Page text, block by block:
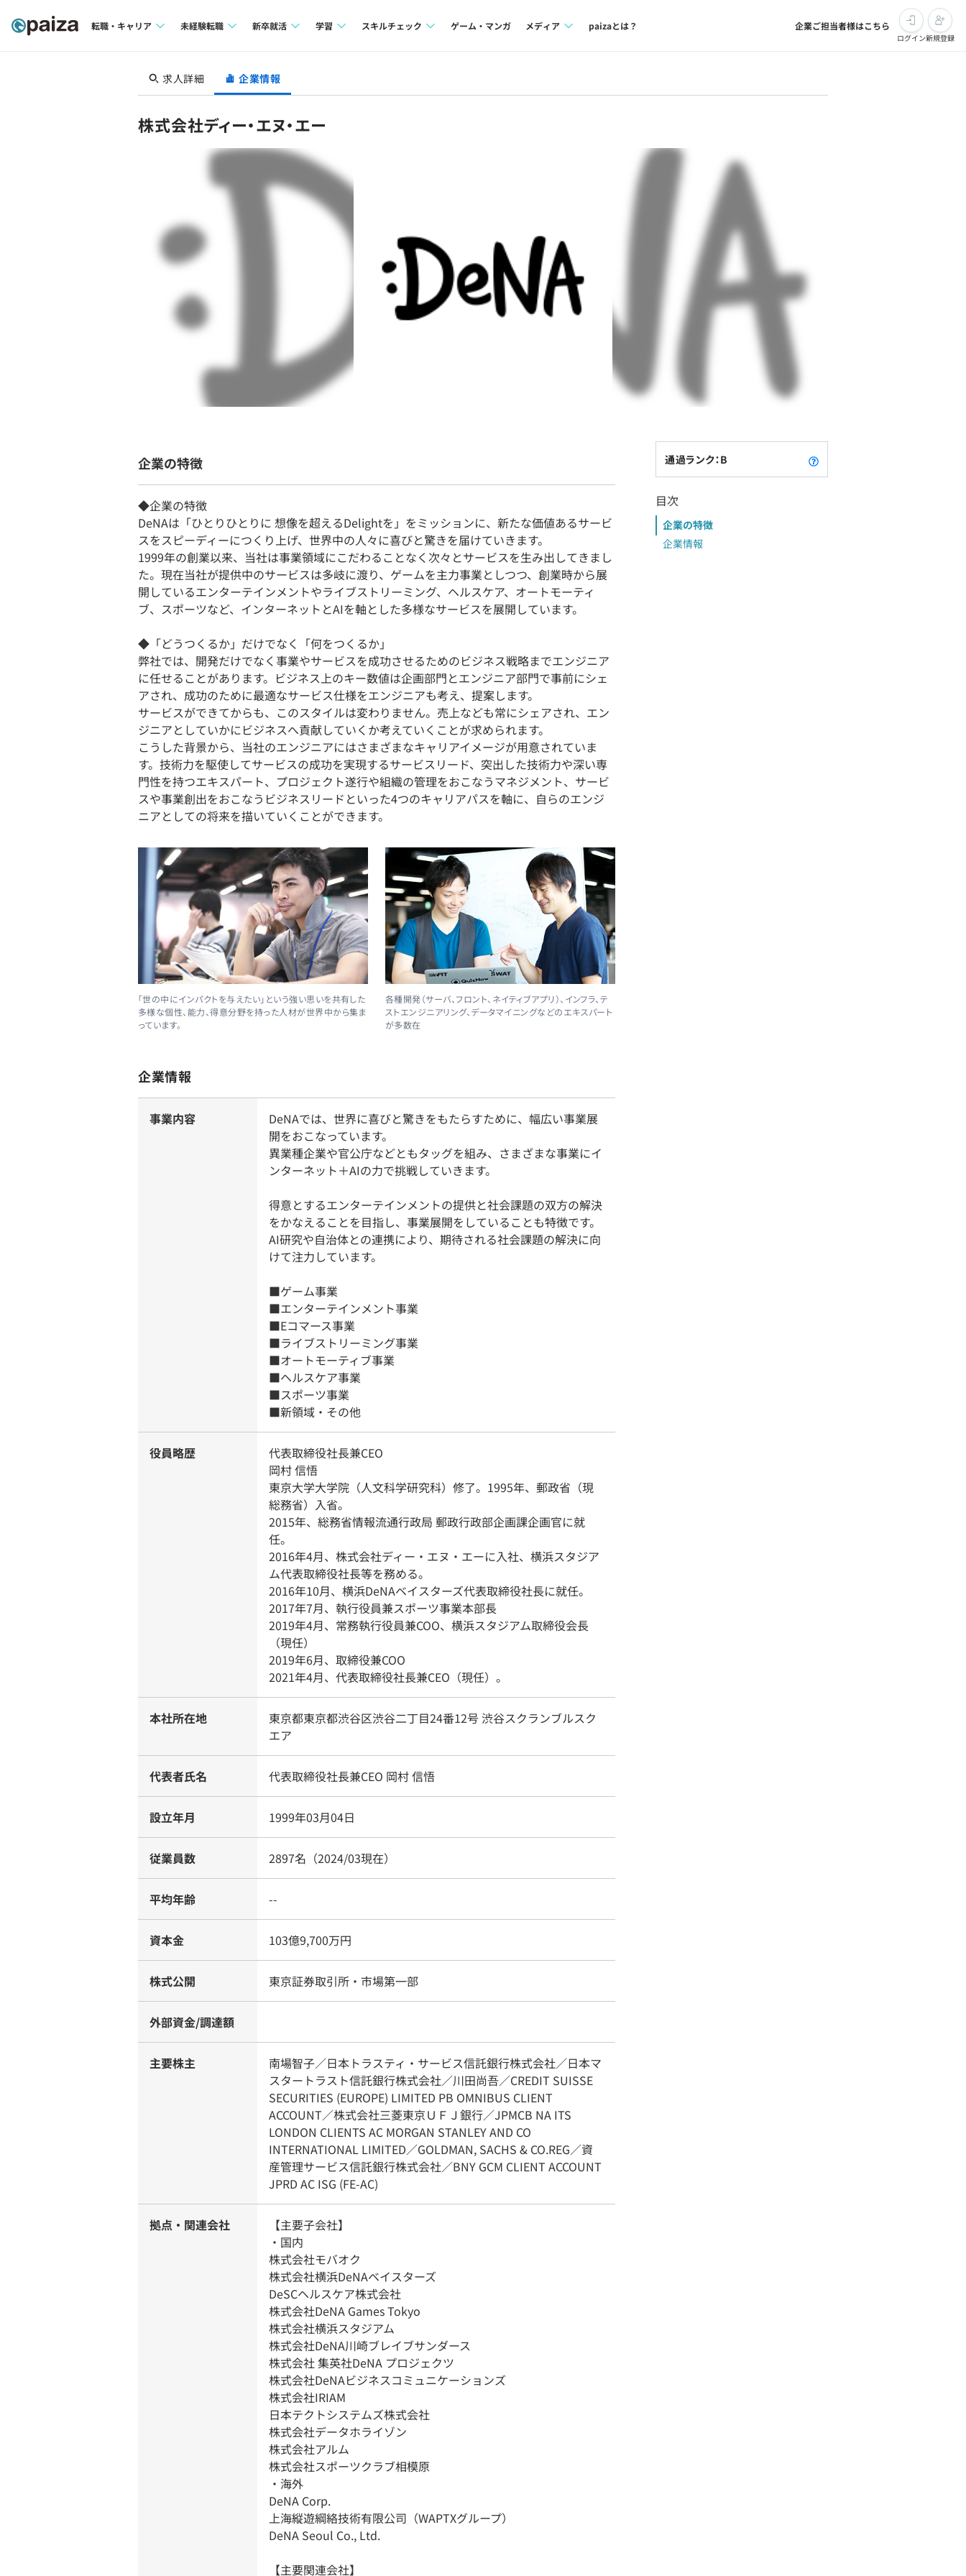
転職・キャリア
転職成功ガイド
未経験転職
求人検索
転職成功ガイド
新卒就活
本選考
新卒エージェント
イベント・セミナー
学習
ナレッジ
リファレンス
プラン
学校向けプラン
契約内容・クーポン
スキルチェック ゲーム・マンガ メディア paizaとは？ 企業ご担当者様はこちら
ログイン新規登録
求人詳細 企業情報
株式会社ディー・エヌ・エー
企業の特徴
◆企業の特徴
DeNAは「ひとりひとりに 想像を超えるDelightを」をミッションに、新たな価値あるサービ
スをスピーディーにつくり上げ、世界中の人々に喜びと驚きを届けていきます。
1999年の創業以来、当社は事業領域にこだわることなく次々とサービスを生み出してきまし
た。現在当社が提供中のサービスは多岐に渡り、ゲームを主力事業としつつ、創業時から展
開しているエンターテインメントやライブストリーミング、ヘルスケア、オートモーティ
ブ、スポーツなど、インターネットとAIを軸とした多様なサービスを展開しています。
◆「どうつくるか」だけでなく「何をつくるか」
弊社では、開発だけでなく事業やサービスを成功させるためのビジネス戦略までエンジニア
に任せることがあります。ビジネス上のキー数値は企画部門とエンジニア部門で事前にシェ
アされ、成功のために最適なサービス仕様をエンジニアも考え、提案します。
サービスができてからも、このスタイルは変わりません。売上なども常にシェアされ、エン
ジニアとしていかにビジネスへ貢献していくか考えていくことが求められます。
こうした背景から、当社のエンジニアにはさまざまなキャリアイメージが用意されていま
す。技術力を駆使してサービスの成功を実現するサービスリード、突出した技術力や深い専
門性を持つエキスパート、プロジェクト遂行や組織の管理をおこなうマネジメント、サービ
スや事業創出をおこなうビジネスリードといった4つのキャリアパスを軸に、自らのエンジ
ニアとしての将来を描いていくことができます。
「世の中にインパクトを与えたい」という強い思いを共有した
多様な個性、能力、得意分野を持った人材が世界中から集ま
っています。
各種開発（サーバ、フロント、ネイティブアプリ）、インフラ、テ
ストエンジニアリング、データマイニングなどのエキスパート
が多数在
企業情報
事業内容
DeNAでは、世界に喜びと驚きをもたらすために、幅広い事業展
開をおこなっています。
異業種企業や官公庁などともタッグを組み、さまざまな事業にイ
ンターネット＋AIの力で挑戦していきます。
得意とするエンターテインメントの提供と社会課題の双方の解決
をかなえることを目指し、事業展開をしていることも特徴です。
AI研究や自治体との連携により、期待される社会課題の解決に向
けて注力しています。
■ゲーム事業
■エンターテインメント事業
■Eコマース事業
■ライブストリーミング事業
■オートモーティブ事業
■ヘルスケア事業
■スポーツ事業
■新領域・その他
役員略歴
代表取締役社長兼CEO
岡村 信悟
東京大学大学院（人文科学研究科）修了。1995年、郵政省（現
総務省）入省。
2015年、総務省情報流通行政局 郵政行政部企画課企画官に就
任。
2016年4月、株式会社ディー・エヌ・エーに入社、横浜スタジア
ム代表取締役社長等を務める。
2016年10月、横浜DeNAベイスターズ代表取締役社長に就任。
2017年7月、執行役員兼スポーツ事業本部長
2019年4月、常務執行役員兼COO、横浜スタジアム取締役会長
（現任）
2019年6月、取締役兼COO
2021年4月、代表取締役社長兼CEO（現任）。
本社所在地
東京都東京都渋谷区渋谷二丁目24番12号 渋谷スクランブルスク
エア
代表者氏名 代表取締役社長兼CEO 岡村 信悟
設立年月 1999年03月04日
従業員数 2897名（2024/03現在）
平均年齢 --
資本金 103億9,700万円
株式公開 東京証券取引所・市場第一部
外部資金/調達額
主要株主
南場智子／日本トラスティ・サービス信託銀行株式会社／日本マ
スタートラスト信託銀行株式会社／川田尚吾／CREDIT SUISSE
SECURITIES (EUROPE) LIMITED PB OMNIBUS CLIENT
ACCOUNT／株式会社三菱東京ＵＦＪ銀行／JPMCB NA ITS
LONDON CLIENTS AC MORGAN STANLEY AND CO
INTERNATIONAL LIMITED／GOLDMAN, SACHS & CO.REG／資
産管理サービス信託銀行株式会社／BNY GCM CLIENT ACCOUNT
JPRD AC ISG (FE-AC)
拠点・関連会社
【主要子会社】
・国内
株式会社モバオク
株式会社横浜DeNAベイスターズ
DeSCヘルスケア株式会社
株式会社DeNA Games Tokyo
株式会社横浜スタジアム
株式会社DeNA川崎ブレイブサンダース
株式会社 集英社DeNA プロジェクツ
株式会社DeNAビジネスコミュニケーションズ
株式会社IRIAM
日本テクトシステムズ株式会社
株式会社データホライゾン
株式会社アルム
株式会社スポーツクラブ相模原
・海外
DeNA Corp.
上海縦遊綱絡技術有限公司（WAPTXグループ）
DeNA Seoul Co., Ltd.
【主要関連会社】
通過ランク：B
目次
企業の特徴
企業情報